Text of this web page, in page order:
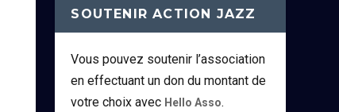
SOUTENIR ACTION JAZZ
Vous pouvez soutenir l’association
en effectuant un don du montant de
votre choix avec Hello Asso.